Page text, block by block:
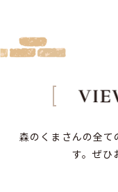
森のくまさんの全て
す。ぜひ